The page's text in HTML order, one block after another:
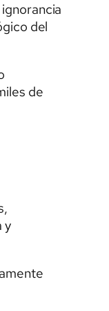
del
de
y